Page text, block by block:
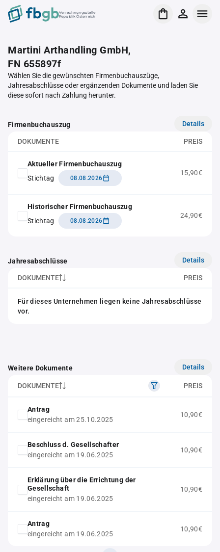
Verrechnungsstelle
Republik Österreich
Martini Arthandling GmbH,
FN 655897f
Wählen Sie die gewünschten Firmenbuchauszüge,
Jahresabschlüsse oder ergänzenden Dokumente und laden Sie
diese sofort nach Zahlung herunter.
Firmenbuchauszug Details
DOKUMENTE PREIS
Aktueller Firmenbuchauszug
Stichtag
08.08.2026
15,90€
Historischer Firmenbuchauszug
Stichtag
08.08.2026
24,90€
Jahresabschlüsse Details
DOKUMENTE PREIS
Für dieses Unternehmen liegen keine Jahresabschlüsse
vor.
Weitere Dokumente Details
DOKUMENTE PREIS
Antrag
eingereicht am 25.10.2025
10,90€
Beschluss d. Gesellschafter
eingereicht am 19.06.2025
10,90€
Erklärung über die Errichtung der
Gesellschaft
eingereicht am 19.06.2025
10,90€
Antrag
eingereicht am 19.06.2025
10,90€